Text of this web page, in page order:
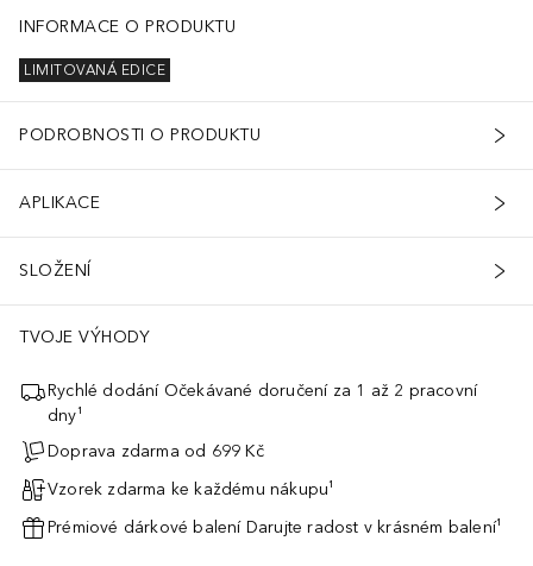
INFORMACE O PRODUKTU
LIMITOVANÁ EDICE
PODROBNOSTI O PRODUKTU
APLIKACE
SLOŽENÍ
TVOJE VÝHODY
Rychlé dodání Očekávané doručení za 1 až 2 pracovní
dny¹
Doprava zdarma od 699 Kč
Vzorek zdarma ke každému nákupu¹
Prémiové dárkové balení Darujte radost v krásném balení¹